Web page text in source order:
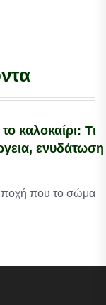
καλοκαίρι: Τι
ενυδάτωση
εποχή που το σώμα